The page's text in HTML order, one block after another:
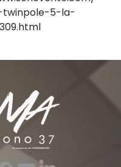
twinpole-5-la-